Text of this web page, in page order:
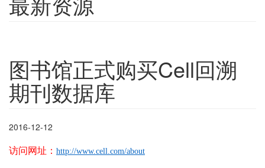
图书馆正式购买Cell回溯
期刊数据库
2016-12-12
访问网址： http://www.cell.com/about